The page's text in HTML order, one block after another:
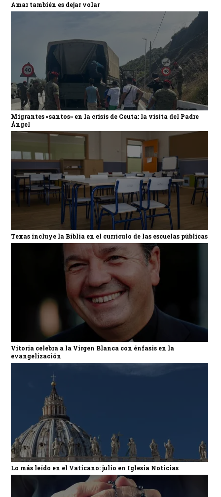
Amar también es dejar volar
Migrantes «santos» en la crisis de Ceuta: la visita del Padre
Ángel
Texas incluye la Biblia en el currículo de las escuelas públicas
Vitoria celebra a la Virgen Blanca con énfasis en la
evangelización
Lo más leído en el Vaticano: julio en Iglesia Noticias